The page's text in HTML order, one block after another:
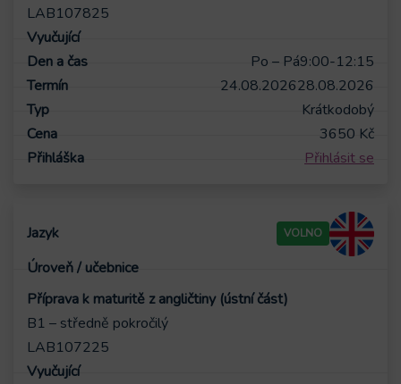
LAB107825
Po – Pá9:00-12:15
24.08.202628.08.2026
Krátkodobý
3650 Kč
Přihlásit se
VOLNO
Příprava k maturitě z angličtiny (ústní část)
B1 – středně pokročilý
LAB107225